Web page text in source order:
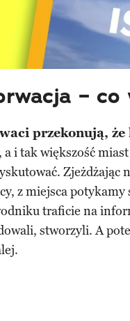
–
przekonują,
a i tak większość
Zjeżdżając
z miejsca
traficie na
stworzyli. A